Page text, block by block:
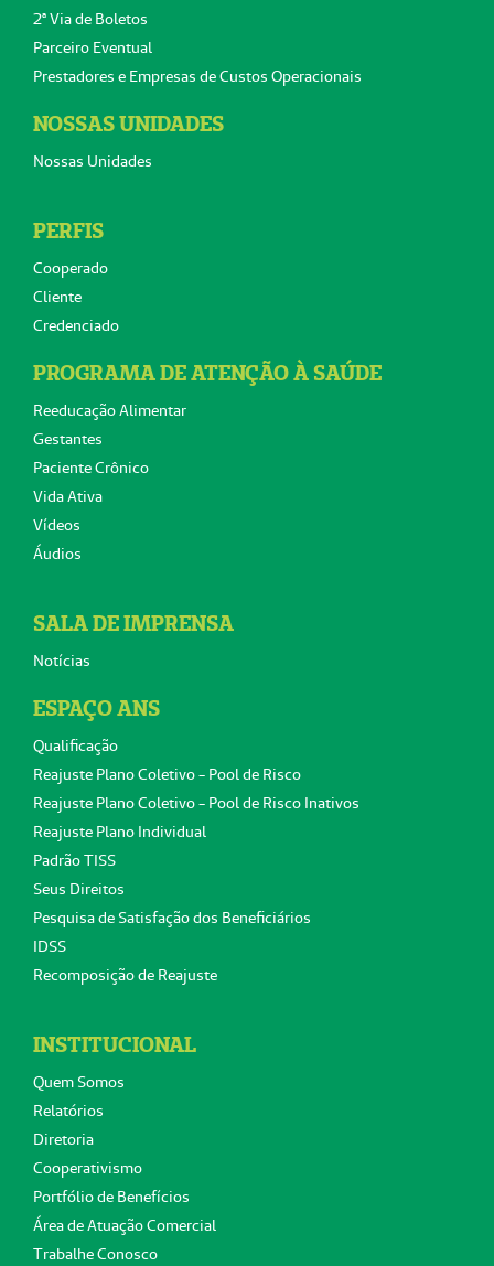
2ª Via de Boletos
Parceiro Eventual
Prestadores e Empresas de Custos Operacionais
NOSSAS UNIDADES
Nossas Unidades
PERFIS
Cooperado
Cliente
Credenciado
PROGRAMA DE ATENÇÃO À SAÚDE
Reeducação Alimentar
Gestantes
Paciente Crônico
Vida Ativa
Vídeos
Áudios
SALA DE IMPRENSA
Notícias
ESPAÇO ANS
Qualificação
Reajuste Plano Coletivo - Pool de Risco
Reajuste Plano Coletivo - Pool de Risco Inativos
Reajuste Plano Individual
Padrão TISS
Seus Direitos
Pesquisa de Satisfação dos Beneficiários
IDSS
Recomposição de Reajuste
INSTITUCIONAL
Quem Somos
Relatórios
Diretoria
Cooperativismo
Portfólio de Benefícios
Área de Atuação Comercial
Trabalhe Conosco